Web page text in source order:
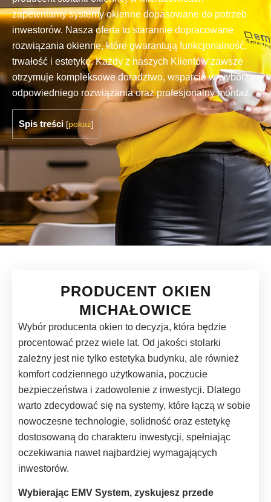
zapewniamy systemy okienne dopasowane do potrzeb
inwestorów. Nasza oferta to starannie dopracowane
rozwiązania okienne, które gwarantują funkcjonalność,
trwałość i estetykę. Każdy z naszych Klientów zawsze
otrzymuje kompleksowe doradztwo, wsparcie w wyborze
odpowiedniego rozwiązania oraz profesjonalny montaż.
Spis treści [pokaż]
PRODUCENT OKIEN
MICHAŁOWICE
Wybór producenta okien to decyzja, która będzie
procentować przez wiele lat. Od jakości stolarki
zależny jest nie tylko estetyka budynku, ale również
komfort codziennego użytkowania, poczucie
bezpieczeństwa i zadowolenie z inwestycji. Dlatego
warto zdecydować się na systemy, które łączą w sobie
nowoczesne technologie, solidność oraz estetykę
dostosowaną do charakteru inwestycji, spełniając
oczekiwania nawet najbardziej wymagających
inwestorów.
Wybierając EMV System, zyskujesz przede